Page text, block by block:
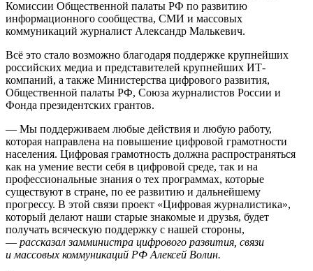
Комиссии Общественной палаты РФ по развитию
информационного сообщества, СМИ и массовых
коммуникаций журналист Александр Малькевич.
Всё это стало возможно благодаря поддержке крупнейших
российских медиа и представителей крупнейших ИТ-
компаний, а также Министерства цифрового развития,
Общественной палаты РФ, Союза журналистов России и
Фонда президентских грантов.
— Мы поддерживаем любые действия и любую работу,
которая направлена на повышение цифровой грамотности
населения. Цифровая грамотность должна распространяться
как на умение вести себя в цифровой среде, так и на
профессиональные знания о тех программах, которые
существуют в стране, по ее развитию и дальнейшему
прогрессу. В этой связи проект «Цифровая журналистика»,
который делают наши старые знакомые и друзья, будет
получать всяческую поддержку с нашей стороны,
— рассказал замминистра цифрового развития, связи
и массовых коммуникаций РФ Алексей Волин.